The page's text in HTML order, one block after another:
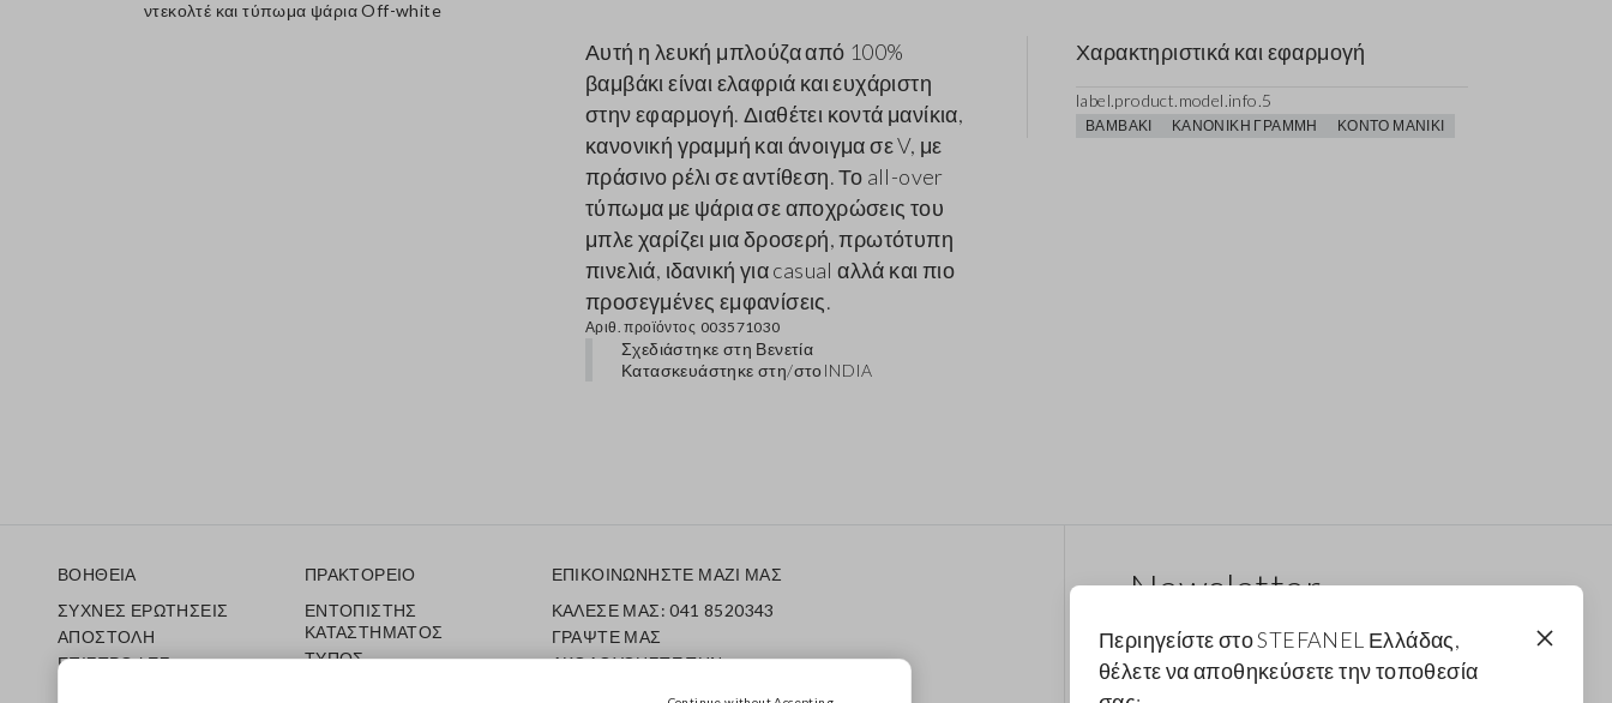
Αυτή η λευκή μπλούζα από 100%
βαμβάκι είναι ελαφριά και ευχάριστη
στην εφαρμογή. Διαθέτει κοντά μανίκια,
κανονική γραμμή και άνοιγμα σε V, με
πράσινο ρέλι σε αντίθεση. Το all-over
τύπωμα με ψάρια σε αποχρώσεις του
μπλε χαρίζει μια δροσερή, πρωτότυπη
πινελιά, ιδανική για casual αλλά και πιο
προσεγμένες εμφανίσεις.
Αριθ. προϊόντος 003571030
Σχεδιάστηκε στη Βενετία
Κατασκευάστηκε στη/στοINDIA
Χαρακτηριστικά και εφαρμογή
label.product.model.info.5
ΒΑΜΒΆΚΙ ΚΑΝΟΝΙΚΉ ΓΡΑΜΜΉ ΚΟΝΤΌ ΜΑΝΊΚΙ
ΒΟΗΘΕΙΑ
ΣΥΧΝΕΣ ΕΡΩΤΗΣΕΙΣ
ΑΠΟΣΤΟΛΗ
ΕΠΙΣΤΡΟΦΕΣ
ΠΡΑΚΤΟΡΕΙΟ
ΕΝΤΟΠΙΣΤΗΣ
ΚΑΤΑΣΤΗΜΑΤΟΣ
ΤΥΠΟΣ
ΕΠΙΚΟΙΝΩΝΗΣΤΕ ΜΑΖΙ ΜΑΣ
ΚΑΛΕΣΕ ΜΑΣ: 041 8520343
ΓΡΑΨΤΕ ΜΑΣ
ΑΚΟΛΟΥΘΗΣΤΕ ΤΗΝ
Newsletter
Λάβε ενημερώσεις για νέα drops, συλλογές και
προωθητικές ενέργειες. Για εσένα έκπτωση 10%.
Περιηγείστε στο STEFANEL Ελλάδας,
θέλετε να αποθηκεύσετε την τοποθεσία